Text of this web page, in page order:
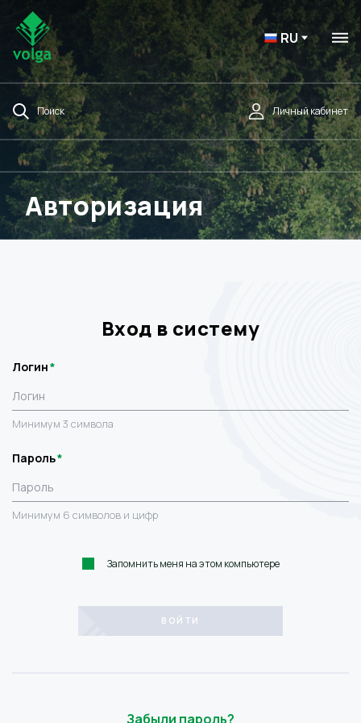
RU
Поиск Личный кабинет
Авторизация
Вход в систему
Логин
Минимум 3 символа
Пароль
Минимум 6 символов и цифр
Запомнить меня на этом компьютере
Забыли пароль?